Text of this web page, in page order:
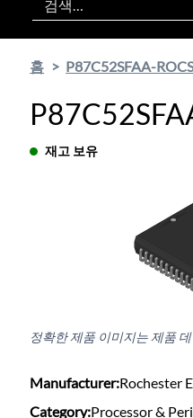
홈 P87C52SFAA-
재고 보유
정확한 제품 이미지는 제품
Manufacturer:Rochester
Category:Processor &